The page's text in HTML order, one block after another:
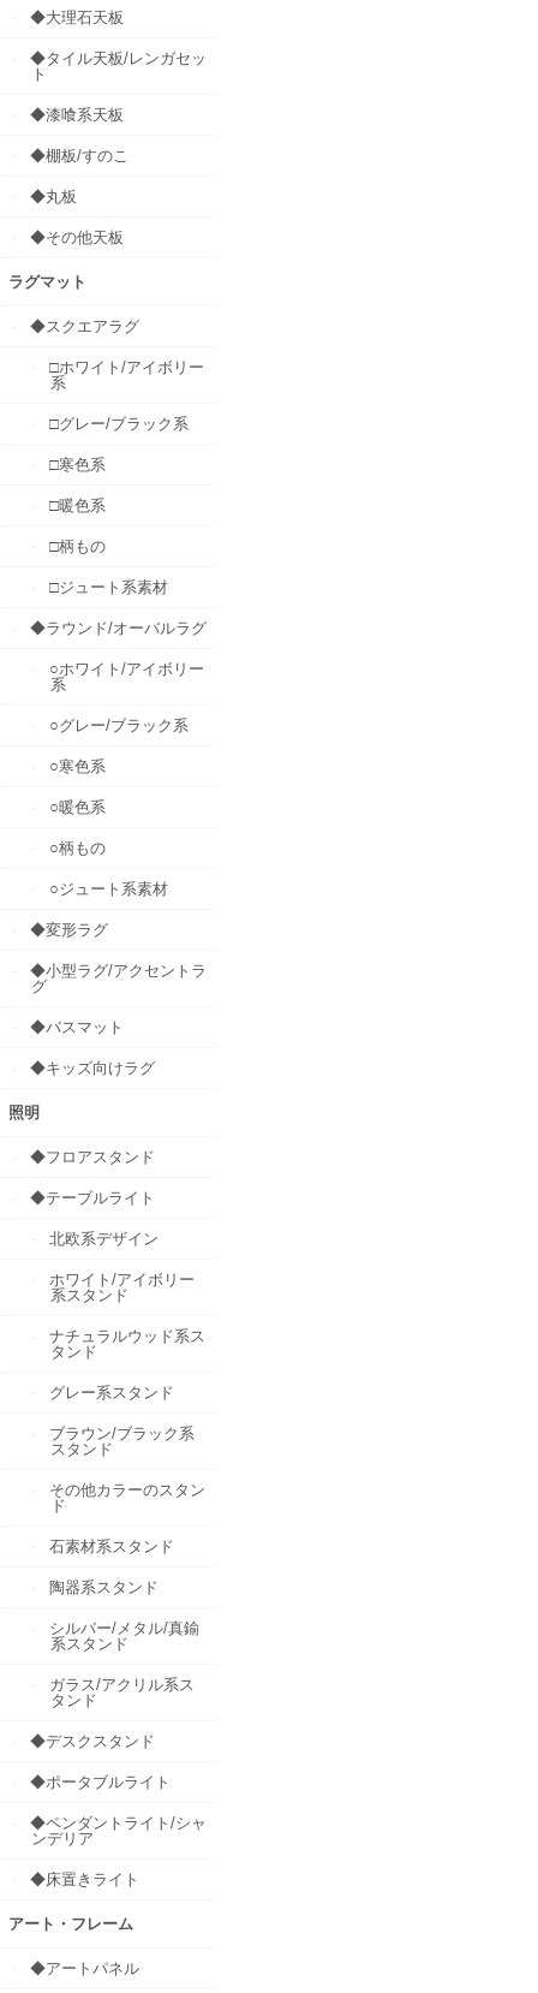
◆大理石天板
◆タイル天板/レンガセッ
ト
◆漆喰系天板
◆棚板/すのこ
◆丸板
◆その他天板
ラグマット
◆スクエアラグ
□ホワイト/アイボリー
系
□グレー/ブラック系
□寒色系
□暖色系
□柄もの
□ジュート系素材
◆ラウンド/オーバルラグ
○ホワイト/アイボリー
系
○グレー/ブラック系
○寒色系
○暖色系
○柄もの
○ジュート系素材
◆変形ラグ
◆小型ラグ/アクセントラ
グ
◆バスマット
◆キッズ向けラグ
照明
◆フロアスタンド
◆テーブルライト
北欧系デザイン
ホワイト/アイボリー
系スタンド
ナチュラルウッド系ス
タンド
グレー系スタンド
ブラウン/ブラック系
スタンド
その他カラーのスタン
ド
石素材系スタンド
陶器系スタンド
シルバー/メタル/真鍮
系スタンド
ガラス/アクリル系ス
タンド
◆デスクスタンド
◆ポータブルライト
◆ペンダントライト/シャ
ンデリア
◆床置きライト
アート・フレーム
◆アートパネル